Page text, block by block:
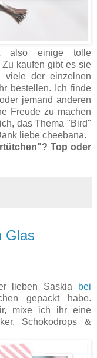
also einige tolle
kaufen gibt es sie
der einzelnen
bestellen. Ich finde
jemand anderen
Freude zu machen
das Thema "Bird"
liebe cheebana.
Top oder
Glas
lieben Saskia
bei
gepackt habe.
mixe ich ihr eine
Schokodrops &